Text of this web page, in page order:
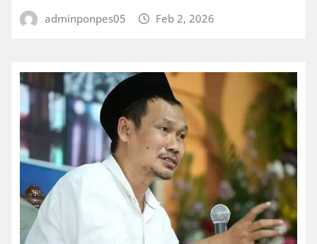
adminponpes05 Feb 2, 2026